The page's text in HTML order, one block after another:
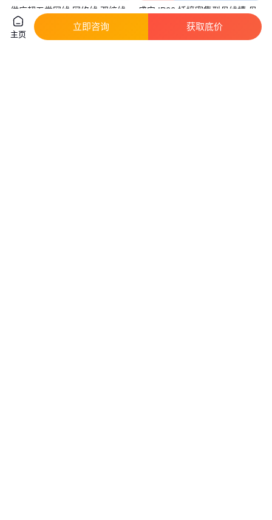
供应超五类网线 网络线 双绞线
网络布线
真实性已核验
盛安 IP66 插接密集型母线槽 母
线插接箱630A 800A 1000A
主页
立即咨询 获取底价